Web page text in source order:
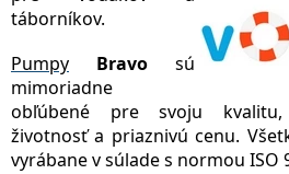
táborníkov.
Pumpy
Bravo sú
mimoriadne
obľúbené pre svoju
životnosť a priaznivú cenu.
vyrábane v súlade s normou ISO